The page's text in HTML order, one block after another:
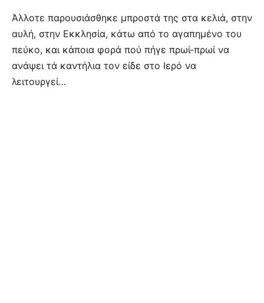
Άλλοτε παρουσιάσθηκε μπροστά της στα κελιά, στην
αυλή, στην Εκκλησία, κάτω από το αγαπημένο του
πεύκο, και κάποια φορά πού πήγε πρωί-πρωί να
ανάψει τά καντήλια τον είδε στο Ιερό να
λειτουργεί…